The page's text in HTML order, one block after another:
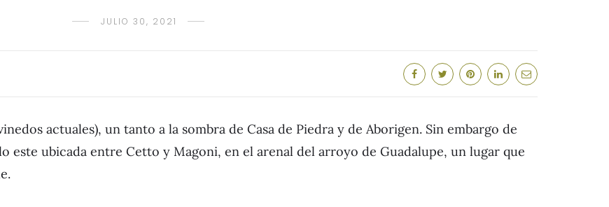
JULIO 30, 2021
actuales), un tanto a la sombra de Casa de Piedra y de Aborigen. Sin embargo de
este ubicada entre Cetto y Magoni, en el arenal del arroyo de Guadalupe, un lugar que